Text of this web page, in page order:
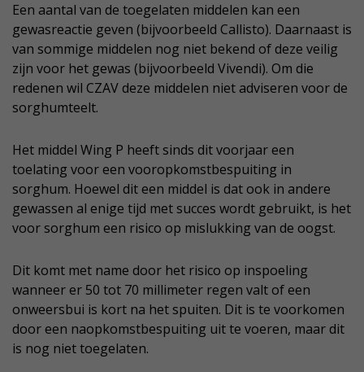
Een aantal van de toegelaten middelen kan een
gewasreactie geven (bijvoorbeeld Callisto). Daarnaast is
van sommige middelen nog niet bekend of deze veilig
zijn voor het gewas (bijvoorbeeld Vivendi). Om die
redenen wil CZAV deze middelen niet adviseren voor de
sorghumteelt.
Het middel Wing P heeft sinds dit voorjaar een
toelating voor een vooropkomstbespuiting in
sorghum. Hoewel dit een middel is dat ook in andere
gewassen al enige tijd met succes wordt gebruikt, is het
voor sorghum een risico op mislukking van de oogst.
Dit komt met name door het risico op inspoeling
wanneer er 50 tot 70 millimeter regen valt of een
onweersbui is kort na het spuiten. Dit is te voorkomen
door een naopkomstbespuiting uit te voeren, maar dit
is nog niet toegelaten.